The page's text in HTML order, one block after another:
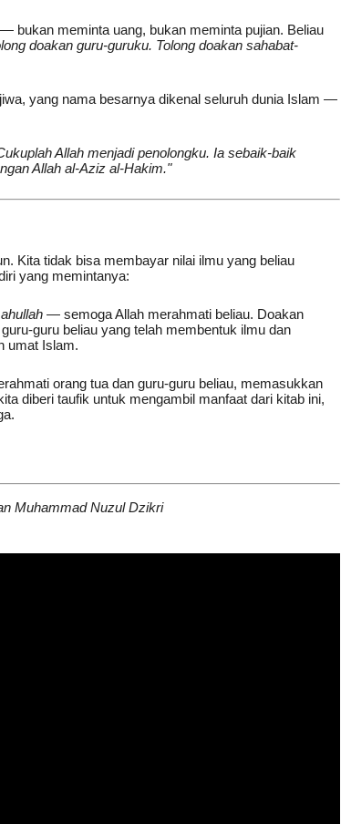
bukan meminta uang, bukan meminta pujian. Beliau
doakan guru-guruku. Tolong doakan sahabat-
yang nama besarnya dikenal seluruh dunia Islam —
Allah menjadi penolongku. Ia sebaik-baik
Allah al-Aziz al-Hakim."
Kita tidak bisa membayar nilai ilmu yang beliau
yang memintanya:
— semoga Allah merahmati beliau. Doakan
guru beliau yang telah membentuk ilmu dan
umat Islam.
orang tua dan guru-guru beliau, memasukkan
diberi taufik untuk mengambil manfaat dari kitab ini,
Muhammad Nuzul Dzikri